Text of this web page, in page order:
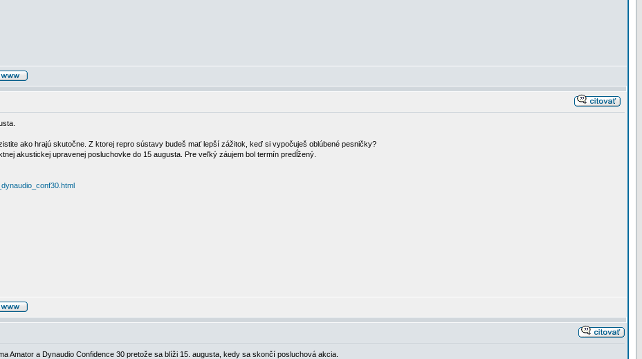
ako hrajú skutočne. Z ktorej repro sústavy budeš mať lepší zážitok, keď si vypočuješ oblúbené pesničky?
akustickej upravenej posluchovke do 15 augusta. Pre veľký záujem bol termín predĺžený.
Amator a Dynaudio Confidence 30 pretože sa blíži 15. augusta, kedy sa skončí posluchová akcia.